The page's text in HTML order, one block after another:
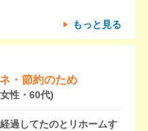
もっと見る
・節約のため
性・60代)
過してたのとリホームす